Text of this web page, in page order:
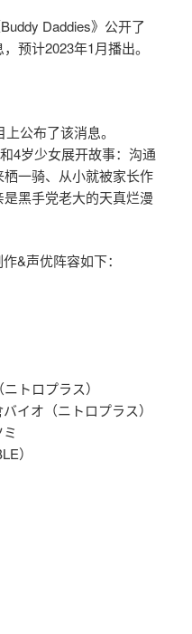
Daddies》公开了
预计2023年1月播出。
公布了该消息。
4岁少女展开故事：沟通
一骑、从小就被家长作
黑手党老大的天真烂漫
&声优阵容如下：
トロプラス）
イオ（ニトロプラス）
）